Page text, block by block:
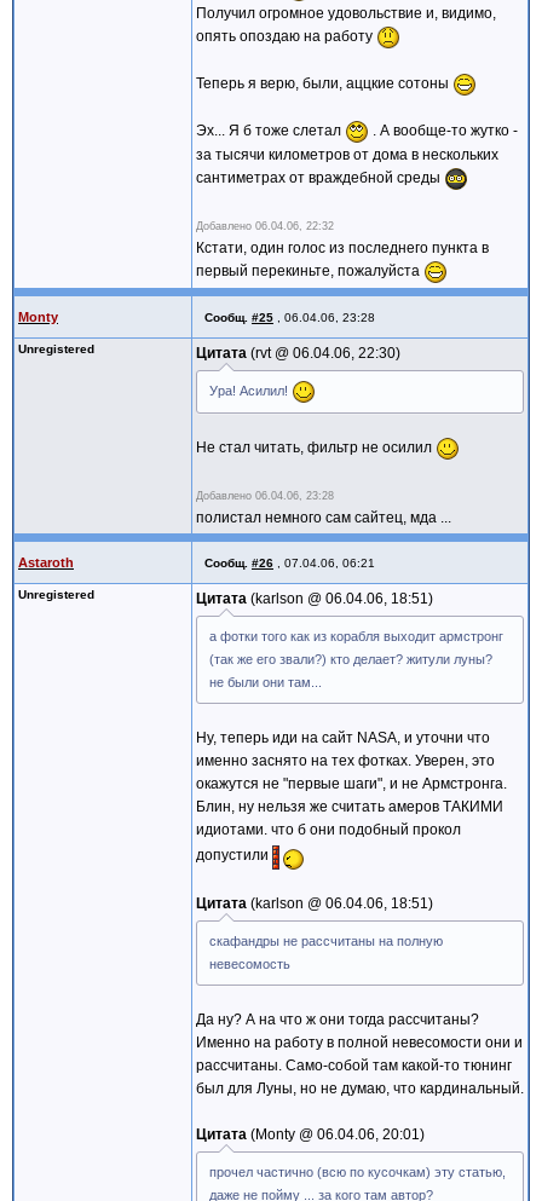
Получил огромное удовольствие и, видимо,
опять опоздаю на работу
Теперь я верю, были, аццкие сотоны
Эх... Я б тоже слетал
. А вообще-то жутко -
за тысячи километров от дома в нескольких
сантиметрах от враждебной среды
Добавлено 06.04.06, 22:32
Кстати, один голос из последнего пункта в
первый перекиньте, пожалуйста
Monty Сообщ. #25 06.04.06, 23:28
Unregistered Цитата rvt @ 06.04.06, 22:30
Ура! Асилил!
Не стал читать, фильтр не осилил
Добавлено 06.04.06, 23:28
полистал немного сам сайтец, мда ...
Astaroth Сообщ. #26 07.04.06, 06:21
Unregistered Цитата karlson @ 06.04.06, 18:51
а фотки того как из корабля выходит армстронг
(так же его звали?) кто делает? житули луны?
не были они там...
Ну, теперь иди на сайт NASA, и уточни что
именно заснято на тех фотках. Уверен, это
окажутся не "первые шаги", и не Армстронга.
Блин, ну нельзя же считать амеров ТАКИМИ
идиотами. что б они подобный прокол
допустили
Цитата karlson @ 06.04.06, 18:51
скафандры не рассчитаны на полную
невесомость
Да ну? А на что ж они тогда рассчитаны?
Именно на работу в полной невесомости они и
рассчитаны. Само-собой там какой-то тюнинг
был для Луны, но не думаю, что кардинальный.
Цитата Monty @ 06.04.06, 20:01
прочел частично (всю по кусочкам) эту статью,
даже не пойму ... за кого там автор?